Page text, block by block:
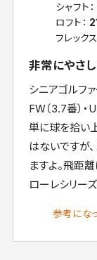
シャフト：
ロフト： 21
フレックス
非常にやさ
シニアゴルフ
FW（3.7番）・
単に球を拾い
はないですが
ますよ。飛距
ローレシリー
参考にな